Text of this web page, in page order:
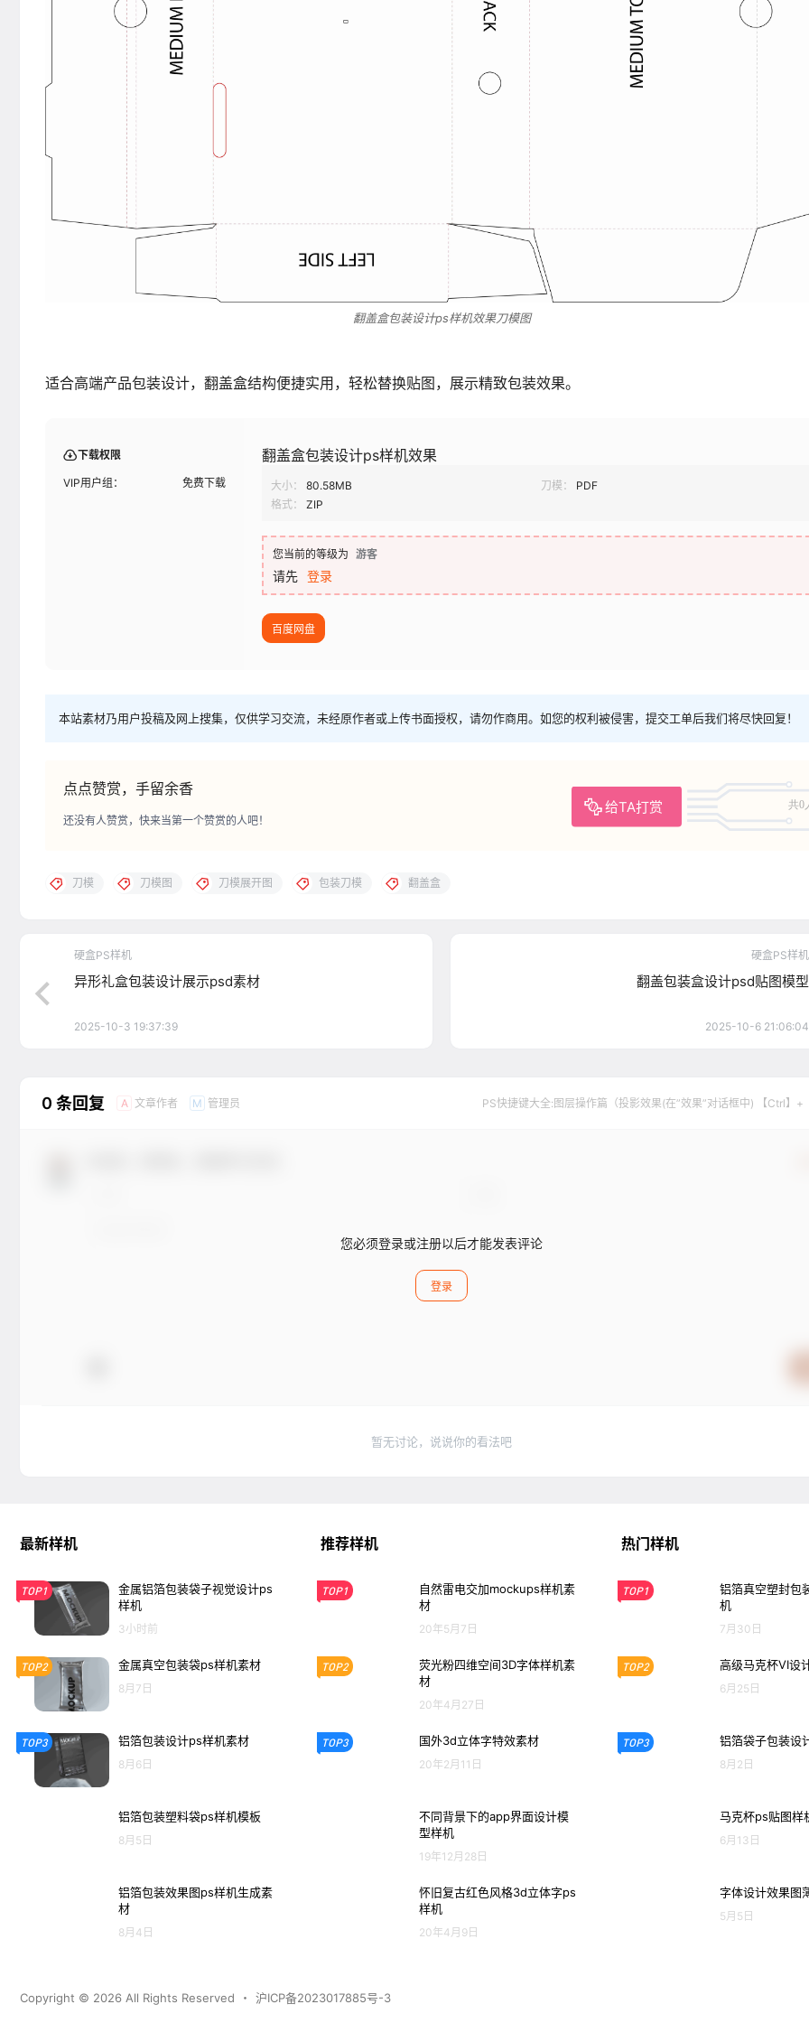
翻盖盒包装设计ps样机效果刀模图
适合高端产品包装设计，翻盖盒结构便捷实用，轻松替换贴图，展示精致包装效果。
下载权限
VIP用户组： 免费下载
翻盖盒包装设计ps样机效果
大小： 80.58MB 刀模：
PDF
格式：
ZIP
您当前的等级为 游客
请先 登录
百度网盘
本站素材乃用户投稿及网上搜集，仅供学习交流，未经原作者或上传书面授权，请勿作商用。如您的权利被侵害，提交工单后我们将尽快回复！
点点赞赏，手留余香
给TA打赏 共0
还没有人赞赏，快来当第一个赞赏的人吧！
刀模 刀模图 刀模展开图 包装刀模 翻盖盒
硬盒PS样机
异形礼盒包装设计展示psd素材
2025-10-3 19:37:39
硬盒PS样机
翻盖包装盒设计psd贴图模型
2025-10-6 21:06:04
0 条回复 A 文章作者 M 管理员 PS快捷键大全:图层操作篇（投影效果(在”效果”对话框中) 【Ctrl】+
您必须登录或注册以后才能发表评论
登录
暂无讨论，说说你的看法吧
最新样机
TOP1
金属铝箔包装袋子视觉设计ps
样机
3小时前
TOP2 金属真空包装袋ps样机素材
8月7日
TOP3 铝箔包装设计ps样机素材
8月6日
铝箔包装塑料袋ps样机模板
8月5日
铝箔包装效果图ps样机生成素
材
8月4日
推荐样机
TOP1
自然雷电交加mockups样机素
材
20年5月7日
TOP2
荧光粉四维空间3D字体样机素
材
20年4月27日
TOP3 国外3d立体字特效素材
20年2月11日
不同背景下的app界面设计模
型样机
19年12月28日
怀旧复古红色风格3d立体字ps
样机
20年4月9日
热门样机
TOP1
铝箔真空塑封包
机
7月30日
TOP2 高级马克杯VI设
6月25日
TOP3 铝箔袋子包装设
8月2日
马克杯ps贴图样
6月13日
字体设计效果图
5月5日
Copyright © 2026 All Rights Reserved ・ 沪ICP备2023017885号-3